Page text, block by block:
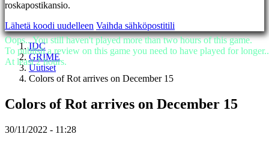
SV
TR
UK
VI
ZH
Gameplay
roskapostikansio.
Lähetä koodi uudelleen Vaihda sähköpostitili
IDC
GRIME
Uutiset
Colors of Rot arrives on December 15
Colors of Rot arrives on December 15
30/11/2022 - 11:28
Oops...You still haven't played more than two hours of this game.
To publish a review on this game you need to have played for
At least 2 hours.